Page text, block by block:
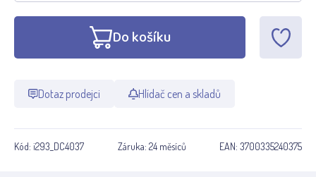
Do košíku
Dotaz prodejci Hlídač cen a skladů
Kód: i293_DC4037 Záruka: 24 měsíců EAN: 3700335240375